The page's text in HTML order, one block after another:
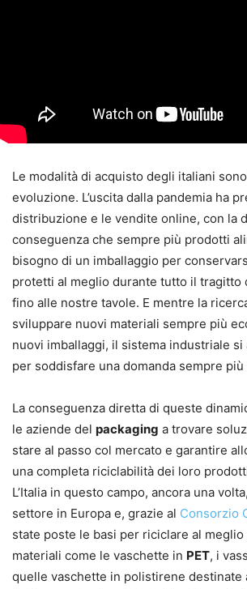
Le modalità di acquisto degli italiani
evoluzione. L’uscita dalla pandemia ha
distribuzione e le vendite online, con la
conseguenza che sempre più prodotti
bisogno di un imballaggio per
protetti al meglio durante tutto il tragitto
fino alle nostre tavole. E mentre la
sviluppare nuovi materiali sempre più
nuovi imballaggi, il sistema industriale si
per soddisfare una domanda sempre
La conseguenza diretta di queste
le aziende del packaging a trovare
stare al passo col mercato e garantire
una completa riciclabilità dei loro
L’Italia in questo campo, ancora una
settore in Europa e, grazie al Consorzio
state poste le basi per riciclare al
materiali come le vaschette in PET, i
quelle vaschette in polistirene destinate